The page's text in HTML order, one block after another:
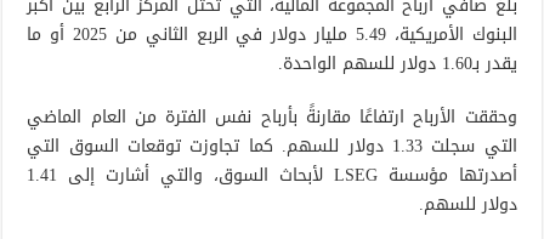
البنوك الأمريكية، 5.49 مليار دولار في الربع الثاني من 2025 أو ما
يقدر بـ1.60 دولار للسهم الواحدة.
وحققت الأرباح ارتفاعًا مقارنةً بأرباح نفس الفترة من العام الماضي
التي سجلت 1.33 دولار للسهم. كما تجاوزت توقعات السوق التي
أصدرتها مؤسسة LSEG لأبحاث السوق، والتي أشارت إلى 1.41
دولار للسهم.